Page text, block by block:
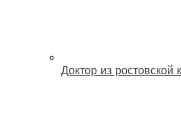
Доктор из